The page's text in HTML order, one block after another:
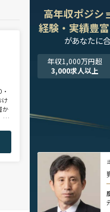
け
か
コ
階
高年収ポジシ
経験・実績豊
があなたに
年収1,000万円超
3,000求人以上